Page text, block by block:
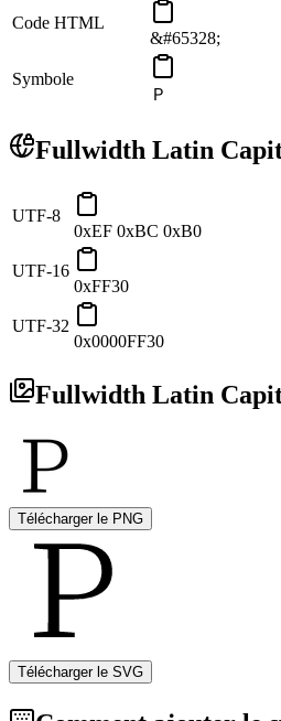
Code HTML
&#65328;
Symbole
Ｐ
Fullwidth Latin
UTF-8
0xEF 0xBC 0xB0
UTF-16
0xFF30
UTF-32
0x0000FF30
Fullwidth Latin
Télécharger le PNG
Télécharger le SVG